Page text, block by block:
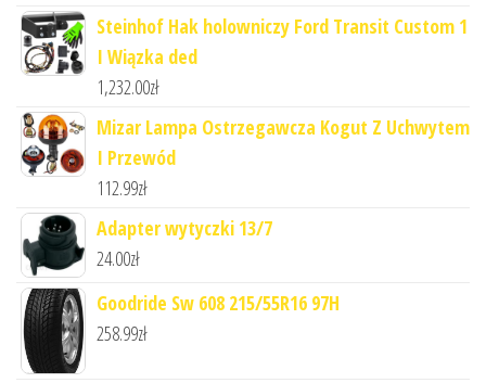
Steinhof Hak holowniczy Ford Transit Custom 1
I Wiązka ded
1,232.00zł
Mizar Lampa Ostrzegawcza Kogut Z Uchwytem
I Przewód
112.99zł
Adapter wytyczki 13/7
24.00zł
Goodride Sw 608 215/55R16 97H
258.99zł